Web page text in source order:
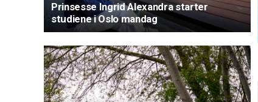
Prinsesse Ingrid Alexandra starter
studiene i Oslo mandag